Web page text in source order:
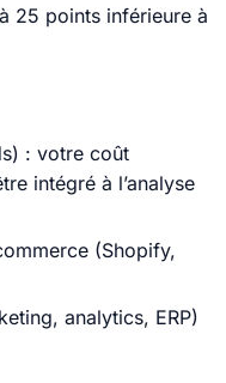
25 points inférieure à
: votre coût
intégré à l’analyse
(Shopify,
analytics, ERP)